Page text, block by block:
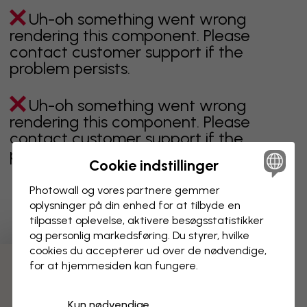
Uh-oh something went wrong
rendering this component. Please
contact customer support if the
problem persists.
Uh-oh something went wrong
rendering this component. Please
contact customer support if the
problem persists.
Viser side 1 af 16 sider
Opdag flere kategorier
Cookie indstillinger
Photowall og vores partnere gemmer
oplysninger på din enhed for at tilbyde en
tilpasset oplevelse, aktivere besøgs­statistikker
og personlig markedsføring. Du styrer, hvilke
cookies du accepterer ud over de nødvendige,
for at hjemmesiden kan fungere.